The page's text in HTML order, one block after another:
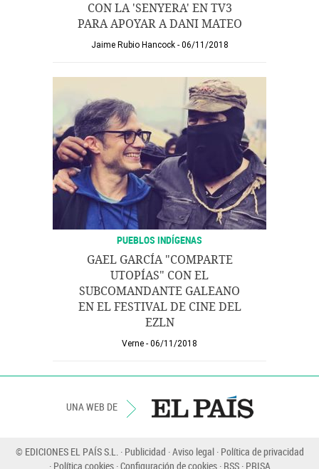
CON LA 'SENYERA' EN TV3
PARA APOYAR A DANI MATEO
Jaime Rubio Hancock 06/11/2018
PUEBLOS INDÍGENAS
GAEL GARCÍA "COMPARTE
UTOPÍAS" CON EL
SUBCOMANDANTE GALEANO
EN EL FESTIVAL DE CINE DEL
EZLN
Verne 06/11/2018
UNA WEB DE
© EDICIONES EL PAÍS S.L. Publicidad Aviso legal Política de privacidad
Política cookies Configuración de cookies RSS PRISA